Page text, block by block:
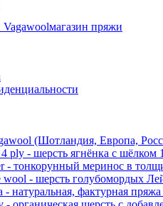
магазин пряжи
(Шотландия, Европа,
ply - шерсть ягнёнка с шёлком
- тонкорунный меринос в
wool - шерсть голубомордых
- натуральная, фактурная